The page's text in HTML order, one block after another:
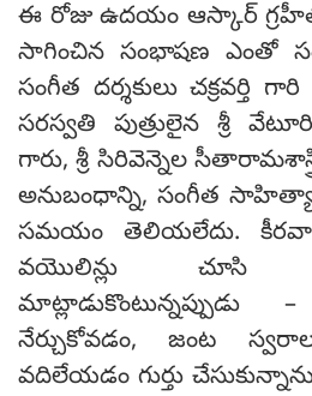
ఈ రోజు ఉదయం ఆస్కార్
సాగించిన సంభాషణ ఎంతో
సంగీత దర్శకులు చక్రవర్తి
సరస్వతి పుత్రులైన శ్రీ
గారు, శ్రీ సిరివెన్నెల
అనుబంధాన్ని, సంగీత
సమయం తెలియలేదు.
వయొలిన్లు చూసి
నేర్చుకోవడం, జంట
వదిలేయడం గుర్తు